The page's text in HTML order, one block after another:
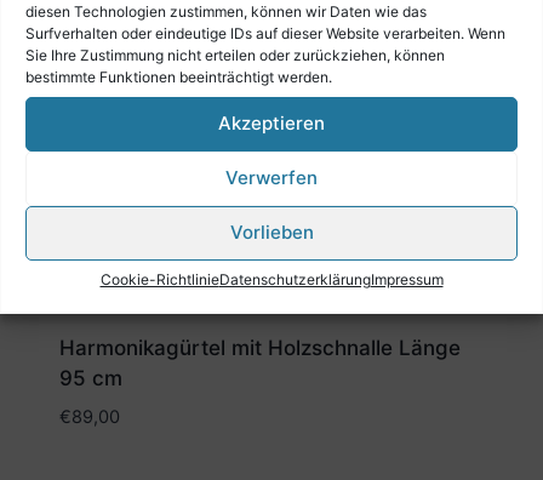
diesen Technologien zustimmen, können wir Daten wie das
Surfverhalten oder eindeutige IDs auf dieser Website verarbeiten. Wenn
Sie Ihre Zustimmung nicht erteilen oder zurückziehen, können
bestimmte Funktionen beeinträchtigt werden.
Akzeptieren
Verwerfen
Vorlieben
Cookie-RichtlinieDatenschutzerklärungImpressum
Harmonikagürtel mit Holzschnalle Länge
95 cm
€89,00